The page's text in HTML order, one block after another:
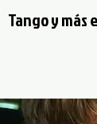
Tango y más